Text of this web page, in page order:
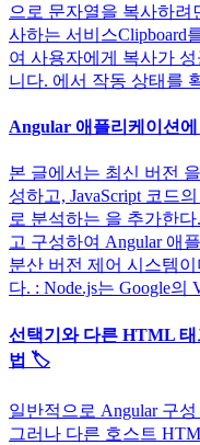
으로 문자열을 복사하
사하는 서비스Clipboard
여 사용자에게 복사가
니다. 에서 작동 상태를
Angular 애플리케이션
본 글에서는 최신 버전
성하고, JavaScript 코드
로 분석하는 을 추가한
고 구성하여 Angular 애
분산 버전 제어 시스템
다. : Node.js는 Google의
선택기와 다른 HTML
법 🏷
일반적으로 Angular 구
그러나 다른 호스트